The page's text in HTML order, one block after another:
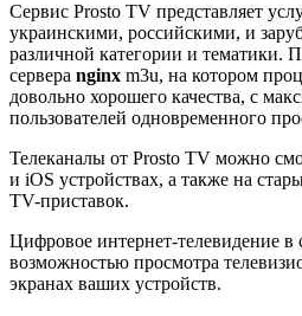
Сервис Prosto TV представляет
украинскими, российскими, и
различной категории и тематики.
сервера nginx m3u, на котором
довольно хорошего качества, с
пользователей одновременного
Телеканалы от Prosto TV можно
и iOS устройствах, а также на
TV-приставок.
Цифровое интернет-телевидение
возможностью просмотра
экранах ваших устройств.